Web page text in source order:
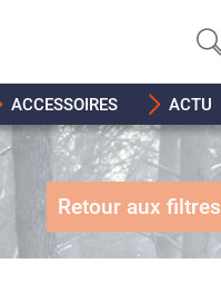
ACCESSOIRES ACTU
Retour aux filtres